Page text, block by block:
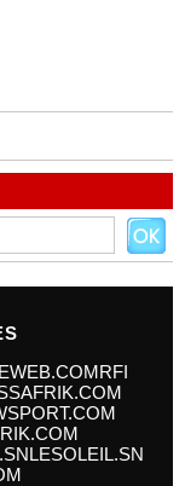
RFI
LESOLEIL.SN